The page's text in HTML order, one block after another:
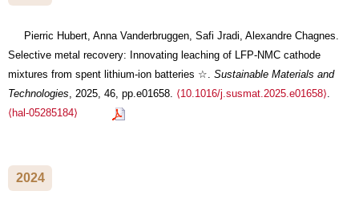
Pierric Hubert, Anna Vanderbruggen, Safi Jradi, Alexandre Chagnes.
Selective metal recovery: Innovating leaching of LFP-NMC cathode
mixtures from spent lithium-ion batteries ☆. Sustainable Materials and
Technologies, 2025, 46, pp.e01658. ⟨10.1016/j.susmat.2025.e01658⟩.
⟨hal-05285184⟩
2024